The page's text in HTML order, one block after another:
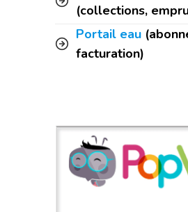
(collections,
Portail eau
facturation)